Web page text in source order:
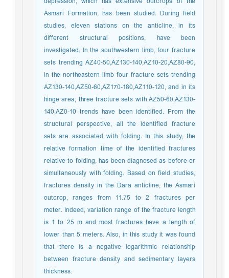
Asmari Formation, has been studied. During field
studies, eleven stations on the anticline, in its
different structural positions, have been
investigated. In the southwestern limb, four fracture
sets trending AZ40-50,AZ130-140,AZ10-20,AZ80-90,
in the northeastern limb four fracture sets trending
AZ130-140,AZ50-60,AZ170-180,AZ110-120, and in its
hinge area, three fracture sets with AZ50-60,AZ130-
140,AZ0-10 trends have been identified. From the
structural perspective, all the identified fracture
sets are associated with folding. In this study, the
relative formation time of the identified fractures
relative to folding, has been diagnosed as before or
simultaneously with folding. Based on field studies,
fractures density in the Dara anticline, the Asmari
outcrop, ranges from 11.75 to 2 fractures per
meter. Indeed, variation range of the fracture length
is 1 to 25 m and most fractures have a length of
lower than 5 meters. Also, in this study it was found
that there is a negative logarithmic relationship
between fracture density and sedimentary layers
thickness.